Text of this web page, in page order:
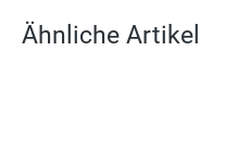
Ähnliche Artikel